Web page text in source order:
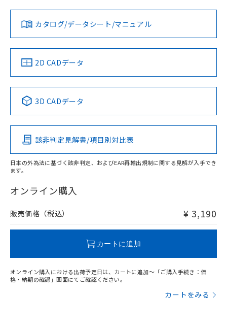
ダウンロードデータをご利用いただく前に、以下を必ずお読
みください。
ソフトウェアの使用条件
対応済み
中国 RoHS 注意事項・凡例
Pb Hg Cd Cr(VI)
O
在庫等で未対応品が混在する可能性があります。
問い合わせください。
カタログ/データシート/マニュアル
2D CADデータ
3D CADデータ
該非判定見解書/項目別対比表
日本の外為法に基づく該非判定、およびEAR再輸出規制に関する見解が入手でき
ます。
オンライン購入
販売価格（税込） ¥ 3,190
カートに追加
オンライン購入における出荷予定日は、カートに追加～「ご購入手続き：価
格・納期の確認」画面にてご確認ください。
カートをみる